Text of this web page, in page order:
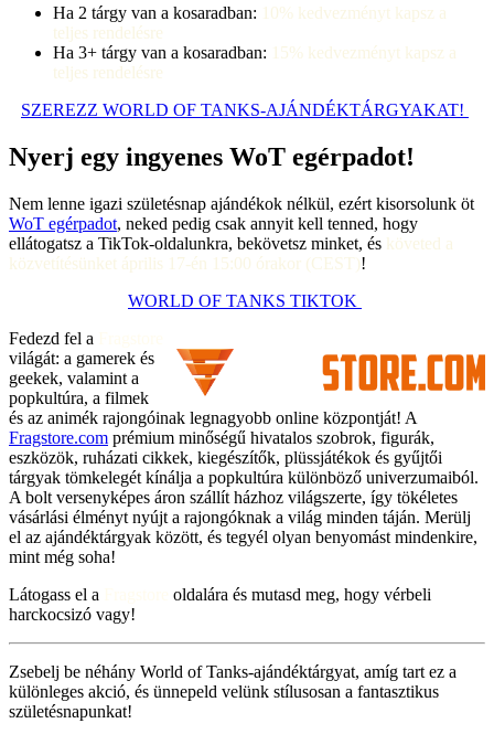
Ha 2 tárgy van a kosaradban: 10% kedvezményt kapsz a
teljes rendelésre
Ha 3+ tárgy van a kosaradban: 15% kedvezményt kapsz a
teljes rendelésre
SZEREZZ WORLD OF TANKS-AJÁNDÉKTÁRGYAKAT!
Nyerj egy ingyenes WoT egérpadot!
Nem lenne igazi születésnap ajándékok nélkül, ezért kisorsolunk öt
WoT egérpadot, neked pedig csak annyit kell tenned, hogy
ellátogatsz a TikTok-oldalunkra, bekövetsz minket, és követed a
közvetítésünket április 17-én 15:00 órakor (CEST)!
WORLD OF TANKS TIKTOK
Fedezd fel a
világát: a gamerek és
geekek, valamint a
popkultúra, a filmek
és az animék rajongóinak legnagyobb online központját! A
Fragstore.com prémium minőségű hivatalos szobrok, figurák,
eszközök, ruházati cikkek, kiegészítők, plüssjátékok és gyűjtői
tárgyak tömkelegét kínálja a popkultúra különböző univerzumaiból.
A bolt versenyképes áron szállít házhoz világszerte, így tökéletes
vásárlási élményt nyújt a rajongóknak a világ minden táján. Merülj
el az ajándéktárgyak között, és tegyél olyan benyomást mindenkire,
mint még soha!
Látogass el a
oldalára és mutasd meg, hogy vérbeli
harckocsizó vagy!
Zsebelj be néhány World of Tanks-ajándéktárgyat, amíg tart ez a
különleges akció, és ünnepeld velünk stílusosan a fantasztikus
születésnapunkat!